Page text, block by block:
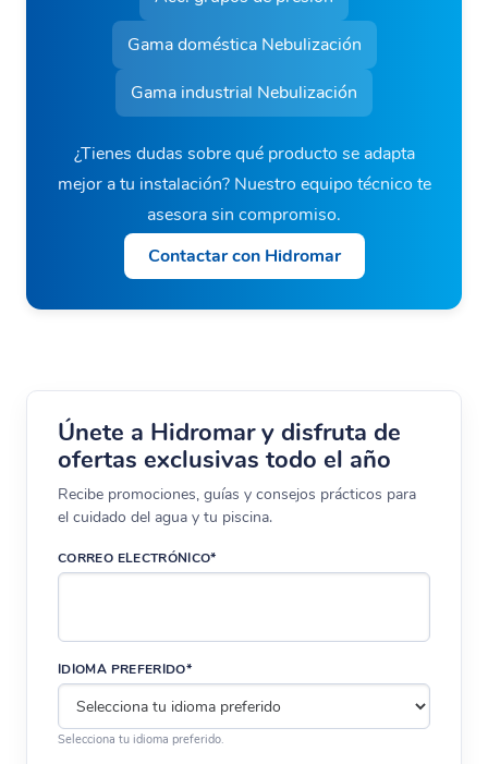
Gama doméstica Nebulización
Gama industrial Nebulización
¿Tienes dudas sobre qué producto se adapta
mejor a tu instalación? Nuestro equipo técnico te
asesora sin compromiso.
Contactar con Hidromar
Únete a Hidromar y disfruta de
ofertas exclusivas todo el año
Recibe promociones, guías y consejos prácticos para
el cuidado del agua y tu piscina.
CORREO ELECTRÓNICO*
IDIOMA PREFERIDO*
Selecciona tu idioma preferido.